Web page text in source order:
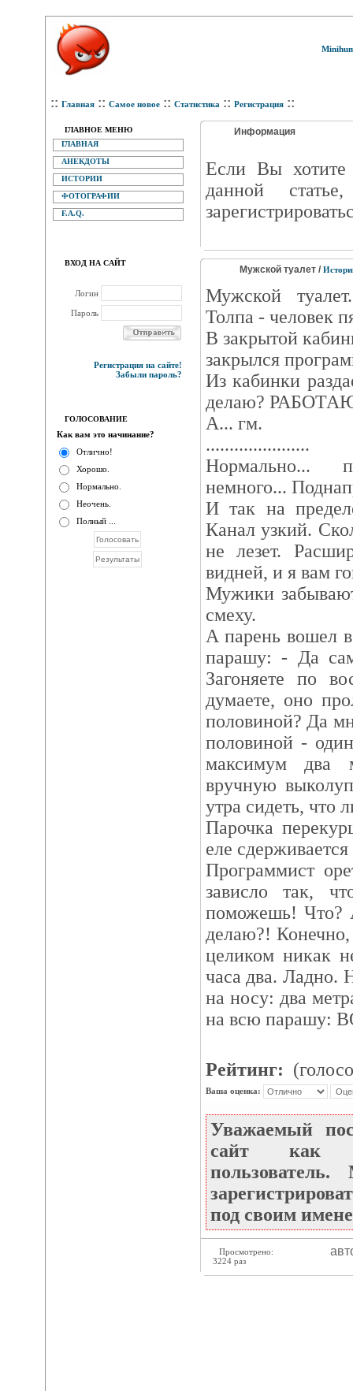
:: Главная :: Самое новое :: Статистика :: Регистрация ::
ГЛАВНОЕ МЕНЮ
ГЛАВНАЯ
АНЕКДОТЫ
ИСТОРИИ
ФОТОГРАФИИ
F.A.Q.
ВХОД НА САЙТ
Логин
Пароль
Регистрация на сайте!
Забыли пароль?
ГОЛОСОВАНИЕ
Как вам это начинание?
Отлично!
Хорошо.
Нормально.
Неочень.
Полный ...
Информация
Eсли Вы хотите
данной
Мужской туалет /
Мужской
Толпа - человек
В закрытой
закрылся
Из кабинки
делаю?
А... гм.
......................
Нормально...
немного...
И так на
Канал узкий.
не лезет.
видней, и я вам
Мужики
смеху.
А парень вошел
парашу: - Да
Загоняете по
думаете, оно
половиной? Да
половиной -
максимум два
вручную
утра сидеть, что
Парочка
еле сдерживается
Программист
зависло так,
поможешь! Что?
делаю?!
целиком никак
часа два. Ладно.
на носу: два
на всю парашу:
Рейтинг:
Ваша оценка:
Уважаемый
сайт как
под своим
Просмотрено:
3224 раз